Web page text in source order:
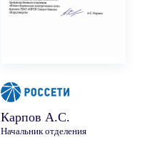
Карпов А.С.
Начальник отделения